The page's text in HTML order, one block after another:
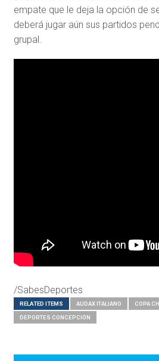
empate que le deja la opción de
deberá jugar aún sus partidos
grupal.
/SabesDeportes
RELATED ITEMS AUDAX ITALIANO COPA
DEPORTES CONCEPCIÓN